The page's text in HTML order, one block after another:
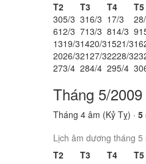
T2
T3 T4 T5
305/3 316/3 17/3 2
612/3 713/3 814/3 9
1319/31420/31521/316
2026/32127/32228/323
273/4 284/4 295/4 30
Tháng 5/
Tháng 4 âm (Kỷ Tỵ) · 5
Lịch âm dương tháng 5
T2
T3 T4 T5